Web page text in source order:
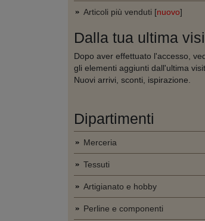
Articoli più venduti [nuovo]
Dalla tua ultima
Dopo aver effettuato l'accesso,
gli elementi aggiunti dall'ultima
Nuovi arrivi, sconti, ispirazione.
Dipartimenti
Merceria
Tessuti
Artigianato e hobby
Perline e componenti